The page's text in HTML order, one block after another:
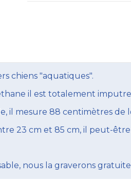
chiens "aquatiques".
il est totalement
il mesure 88 centimètres
23 cm et 85 cm, il peut-être
nous la graverons